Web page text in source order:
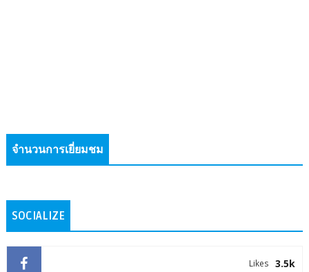
จำนวนการเยี่ยมชม
SOCIALIZE
3.5k
Likes